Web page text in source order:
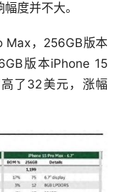
度并不大。
Max，256GB版本
版本iPhone 15
了32美元，涨幅